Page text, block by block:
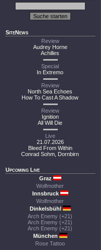
SiteNews
Review
Audrey Horne
Achilles
Special
In Extremo
Review
North Sea Echoes
How To Cast A Shadow
Review
Ignition
All Will Die
Live
21.07.2026
Bleed From Within
Conrad Sohm, Dornbirn
Upcoming Live
Graz
Wolfmother
Innsbruck
Wolfmother
Dinkelsbühl
Arch Enemy (+21)
Arch Enemy (+21)
Arch Enemy (+21)
München
Rose Tattoo